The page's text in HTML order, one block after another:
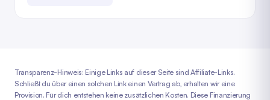
Transparenz-Hinweis: Einige Links auf dieser Seite sind Affiliate-Links.
Schließt du über einen solchen Link einen Vertrag ab, erhalten wir eine
Provision. Für dich entstehen keine zusätzlichen Kosten. Diese Finanzierung